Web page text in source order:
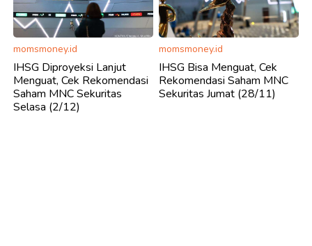
momsmoney.id
IHSG Diproyeksi Lanjut
Menguat, Cek Rekomendasi
Saham MNC Sekuritas
Selasa (2/12)
momsmoney.id
IHSG Bisa Menguat, Cek
Rekomendasi Saham MNC
Sekuritas Jumat (28/11)